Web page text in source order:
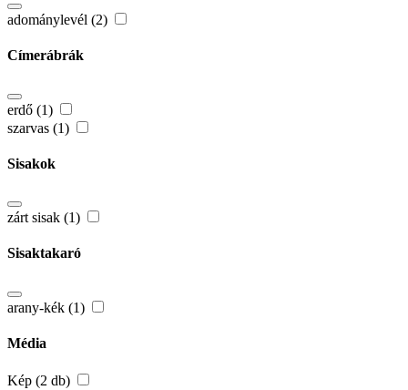
adománylevél (2)
Címerábrák
erdő (1)
szarvas (1)
Sisakok
zárt sisak (1)
Sisaktakaró
arany-kék (1)
Média
Kép (2 db)